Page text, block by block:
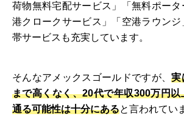
荷物無料宅配サービス」「無料ポー
港クロークサービス」「空港ラウン
帯サービスも充実しています。
そんなアメックスゴールドですが、実
まで高くなく、20代で年収300万円以
通る可能性は十分にあると言われてい